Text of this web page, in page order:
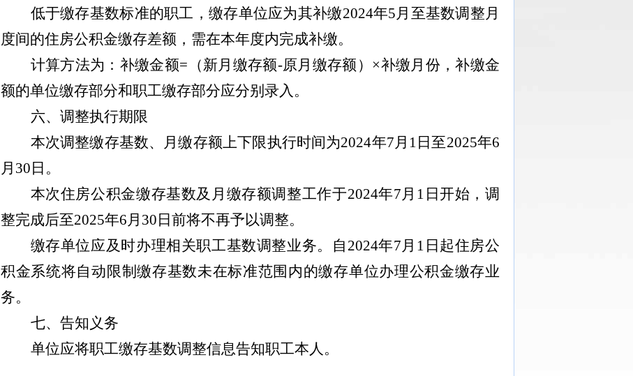
低于缴存基数标准的职工 ， 缴存单位应为其补缴2024年5月至基数调整月
度间的住房公积金缴存差额，需在本年度内完成补缴。
计算方法为：补缴金额= （新月缴存额-原月缴存额）×补缴月份，补缴金
额的单位缴存部分和职工缴存部分应分别录入。
六、调整执行期限
本次调整缴存基数、月缴存额上下限执行时间为2024年7月 1 日至2025年6
月 30 日。
本次住房公积金缴存基数及月缴存额调整工作于2024年7月 1 日开始，调
整完成后至2025年6月 30 日前将不再予以调整。
缴存单位应及时办理相关职工基数调整业务。自 2024年7月 1 日起住房公
积金系统将自动限制缴存基数未在标准范围内的缴存单位办理公积金缴存业
务。
七、告知义务
单位应将职工缴存基数调整信息告知职工本人。